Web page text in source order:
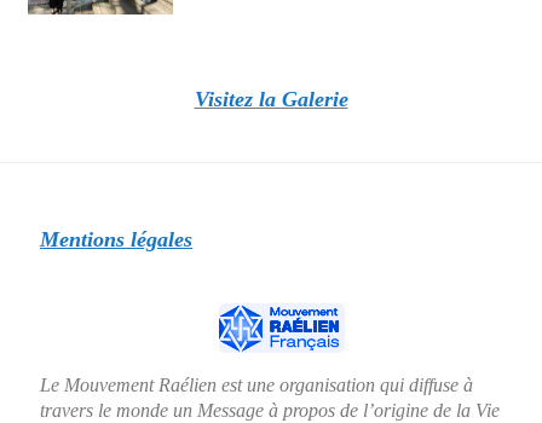
Visitez la Galerie
Mentions légales
Le Mouvement Raélien est une organisation qui diffuse à
travers le monde un Message à propos de l’origine de la Vie